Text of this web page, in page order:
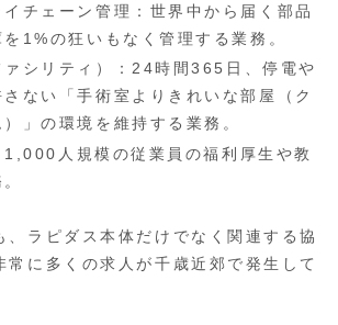
チェーン管理：世界中から届く部品
1%の狂いもなく管理する業務。
ァシリティ）：24時間365日、停電や
ない「手術室よりきれいな部屋（ク
」の環境を維持する業務。
1,000人規模の従業員の福利厚生や教
、ラピダス本体だけでなく関連する協
常に多くの求人が千歳近郊で発生して